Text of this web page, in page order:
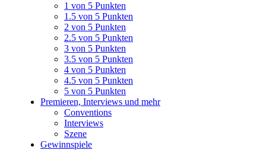
1 von 5 Punkten
1.5 von 5 Punkten
2 von 5 Punkten
2.5 von 5 Punkten
3 von 5 Punkten
3.5 von 5 Punkten
4 von 5 Punkten
4.5 von 5 Punkten
5 von 5 Punkten
Premieren, Interviews und mehr
Conventions
Interviews
Szene
Gewinnspiele